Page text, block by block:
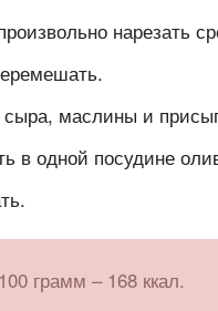
нарезать
сыра, маслины и
в одной посудине
грамм – 168 ккал.